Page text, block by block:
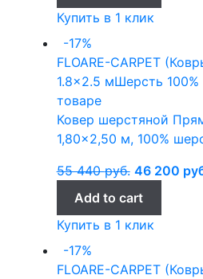
Купить в 1 клик
-17%
FLOARE-CARPET
1.8x2.5 мШерсть 100%
товаре
Ковер шерстяной
1,80×2,50 м, 100%
55 440руб. 46 200
Add to cart
Купить в 1 клик
-17%
FLOARE-CARPET